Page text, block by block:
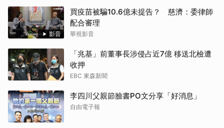
影音
買疫苗被騙10.6億未提告？ 慈濟：委律師
配合審理
華視影音
「兆基」前董事長涉侵占近7億 移送北檢遭
收押
EBC 東森新聞
李四川父親節臉書PO文分享「好消息」
自由電子報